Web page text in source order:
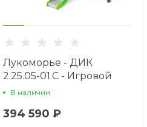
Лукоморье - ДИК
2.25.05-01.С - Игровой
комплекс H=1200
В наличии
394 590 ₽